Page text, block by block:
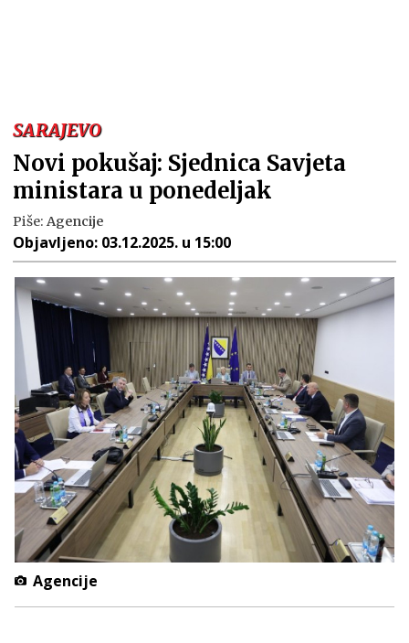
SARAJEVO
Novi pokušaj: Sjednica Savjeta
ministara u ponedeljak
Piše: Agencije
Objavljeno: 03.12.2025. u 15:00
Agencije